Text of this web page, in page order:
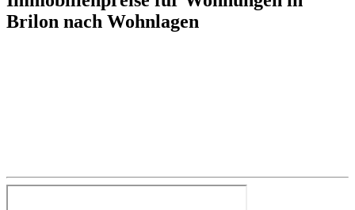
Brilon nach Wohnlagen